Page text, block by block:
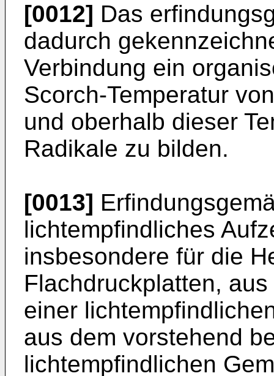
[0012] Das
dadurch
Verbindung ein
Scorch-Temperatur
und oberhalb dieser
Radikale zu bilden.
[0013]
lichtempfindliches
insbesondere für die
Flachdruckplatten,
einer
aus dem vorstehend
lichtempfindlichen